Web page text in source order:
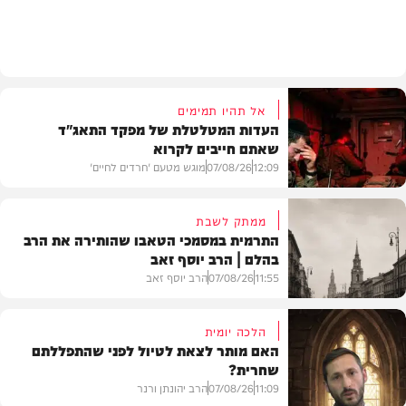
דעות
אל תהיו תמימים
העדות המטלטלת של מפקד התאג"ד
שאתם חייבים לקרוא
12:09
07/08/26מוגש מטעם 'חרדים לחיים'
בית המדרש
ממתק לשבת
התרמית במסמכי הטאבו שהותירה את הרב
בהלם | הרב יוסף זאב
11:55
07/08/26הרב יוסף זאב
הלכה יומית
האם מותר לצאת לטיול לפני שהתפללתם
שחרית?
11:09
07/08/26הרב יהונתן ורנר